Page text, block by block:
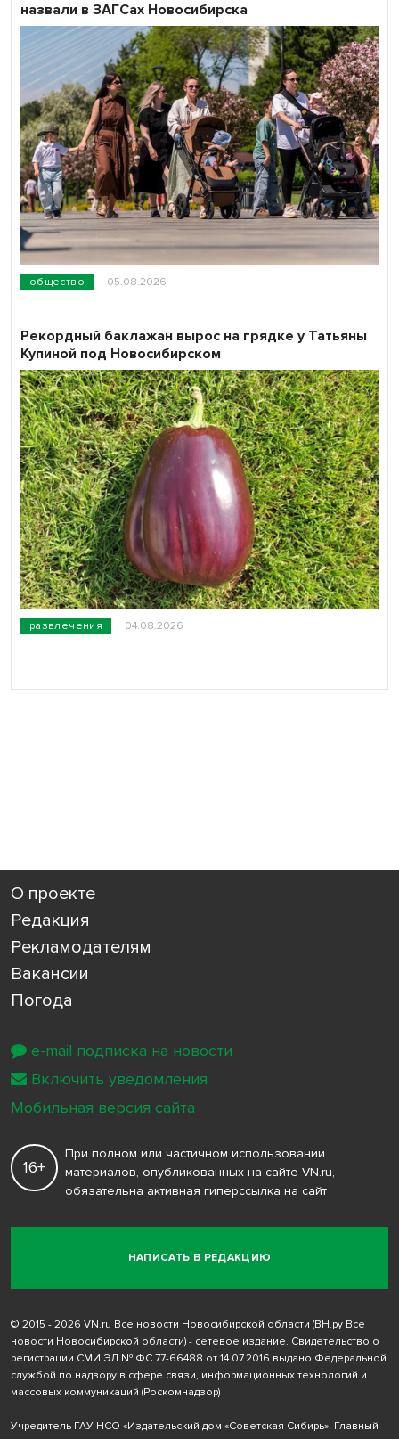
общество 05.08.2026
назвали в ЗАГСах Новосибирска
развлечения 04.08.2026
Рекордный баклажан вырос на грядке у Татьяны
Купиной под Новосибирском
О проекте
Редакция
Рекламодателям
Вакансии
Погода
НАПИСАТЬ В РЕДАКЦИЮ
16+
При полном или частичном использовании
материалов, опубликованных на сайте VN.ru,
обязательна активная гиперссылка на сайт
© 2015 - 2026 VN.ru Все новости Новосибирской области (ВН.ру Все
новости Новосибирской области) - сетевое издание. Свидетельство о
регистрации СМИ ЭЛ № ФС 77-66488 от 14.07.2016 выдано Федеральной
службой по надзору в сфере связи, информационных технологий и
массовых коммуникаций (Роскомнадзор)
Учредитель ГАУ НСО «Издательский дом «Советская Сибирь». Главный
e-mail подписка на новости
Включить уведомления
Мобильная версия сайта